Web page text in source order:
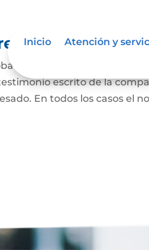
Inicio Atención y
para
que una persona
escrito de la
En todos los casos el